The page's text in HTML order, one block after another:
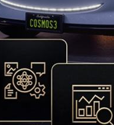
ーと NVIDIA Cosmos
2026 月1
システムに統合した、画
のオープンな世界基盤モ
なオムニモデルで、テ